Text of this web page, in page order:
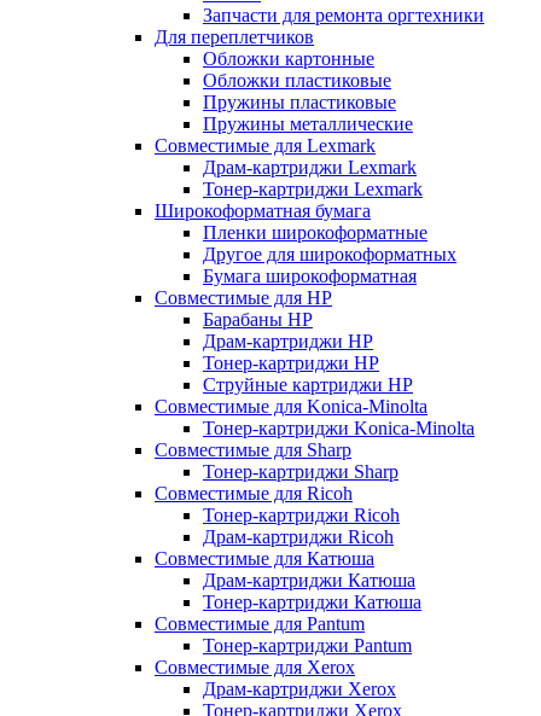
Запчасти для ремонта оргтехники
Для переплетчиков
Обложки картонные
Обложки пластиковые
Пружины пластиковые
Пружины металлические
Совместимые для Lexmark
Драм-картриджи Lexmark
Тонер-картриджи Lexmark
Широкоформатная бумага
Пленки широкоформатные
Другое для широкоформатных
Бумага широкоформатная
Совместимые для HP
Барабаны HP
Драм-картриджи HP
Тонер-картриджи HP
Струйные картриджи HP
Совместимые для Konica-Minolta
Тонер-картриджи Konica-Minolta
Совместимые для Sharp
Тонер-картриджи Sharp
Совместимые для Ricoh
Тонер-картриджи Ricoh
Драм-картриджи Ricoh
Совместимые для Катюша
Драм-картриджи Катюша
Тонер-картриджи Катюша
Совместимые для Pantum
Тонер-картриджи Pantum
Совместимые для Xerox
Драм-картриджи Xerox
Тонер-картриджи Xerox